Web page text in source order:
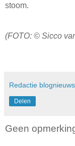
stoom.
(FOTO: © Sicco
Redactie blognieuws
Delen
Geen